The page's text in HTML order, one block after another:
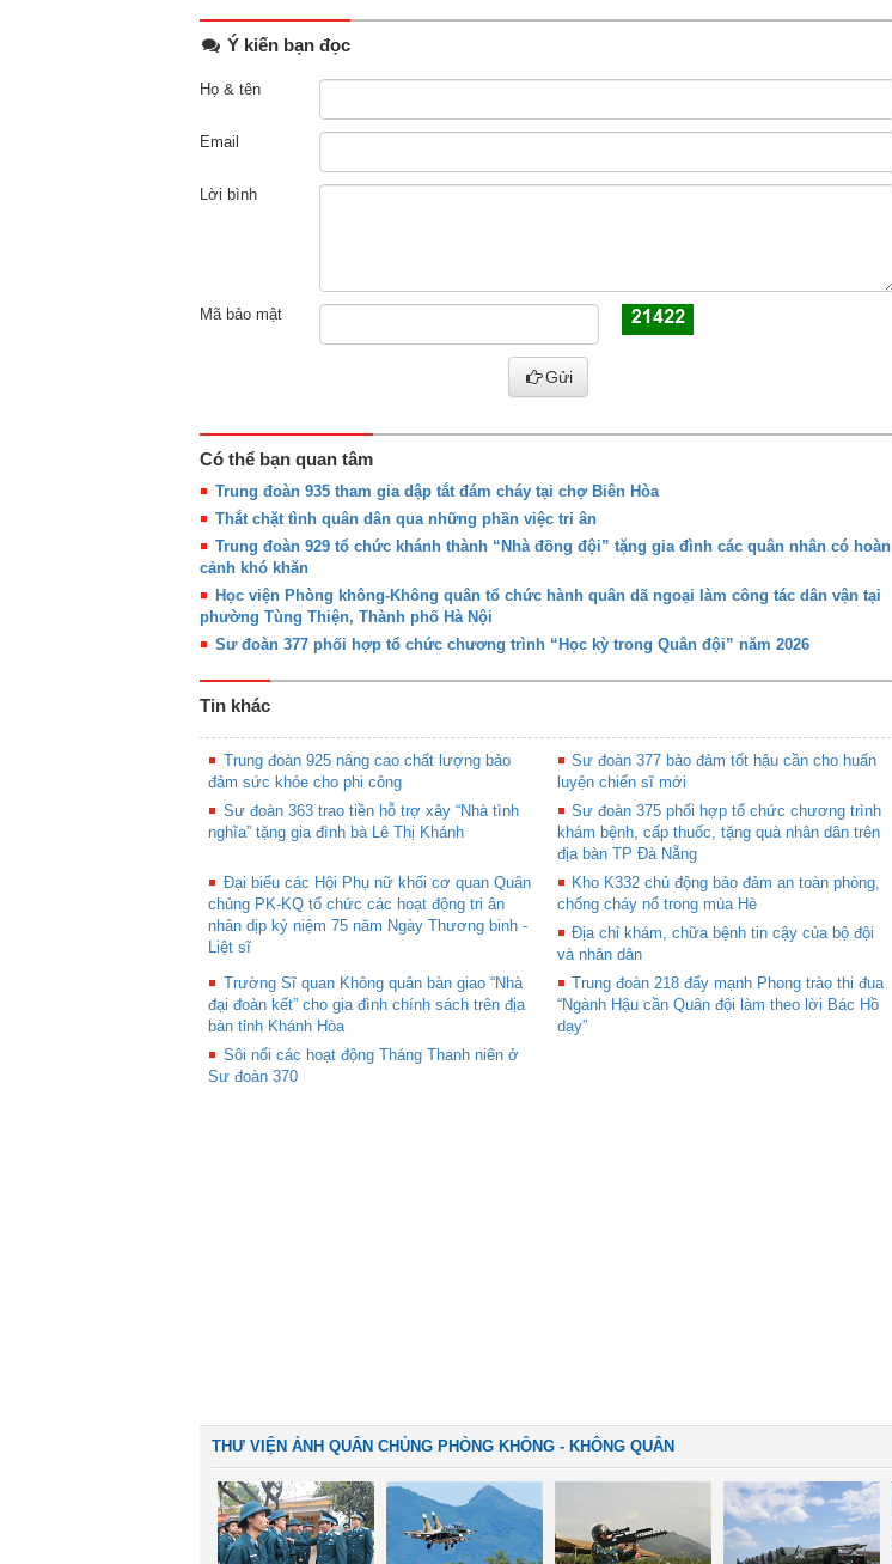
Ý kiến bạn đọc
Họ & tên
Email
Lời bình
Mã bảo mật
Gửi
Có thể bạn quan tâm
Trung đoàn 935 tham gia dập tắt đám cháy tại chợ Biên Hòa
Thắt chặt tình quân dân qua những phần việc tri ân
Trung đoàn 929 tổ chức khánh thành “Nhà đồng đội” tặng gia đình các quân nhân có hoàn
cảnh khó khăn
Học viện Phòng không-Không quân tổ chức hành quân dã ngoại làm công tác dân vận tại
phường Tùng Thiện, Thành phố Hà Nội
Sư đoàn 377 phối hợp tổ chức chương trình “Học kỳ trong Quân đội” năm 2026
Tin khác
Trung đoàn 925 nâng cao chất lượng bảo
đảm sức khỏe cho phi công
Sư đoàn 377 bảo đảm tốt hậu cần cho huấn
luyện chiến sĩ mới
Sư đoàn 363 trao tiền hỗ trợ xây “Nhà tình
nghĩa” tặng gia đình bà Lê Thị Khánh
Sư đoàn 375 phối hợp tổ chức chương trình
khám bệnh, cấp thuốc, tặng quà nhân dân trên
địa bàn TP Đà Nẵng
Đại biểu các Hội Phụ nữ khối cơ quan Quân
chủng PK-KQ tổ chức các hoạt động tri ân
nhân dịp kỷ niệm 75 năm Ngày Thương binh -
Liệt sĩ
Kho K332 chủ động bảo đảm an toàn phòng,
chống cháy nổ trong mùa Hè
Địa chỉ khám, chữa bệnh tin cậy của bộ đội
và nhân dân
Trường Sĩ quan Không quân bàn giao “Nhà
đại đoàn kết” cho gia đình chính sách trên địa
bàn tỉnh Khánh Hòa
Trung đoàn 218 đẩy mạnh Phong trào thi đua
“Ngành Hậu cần Quân đội làm theo lời Bác Hồ
dạy”
Sôi nổi các hoạt động Tháng Thanh niên ở
Sư đoàn 370
THƯ VIỆN ẢNH QUÂN CHỦNG PHÒNG KHÔNG - KHÔNG QUÂN